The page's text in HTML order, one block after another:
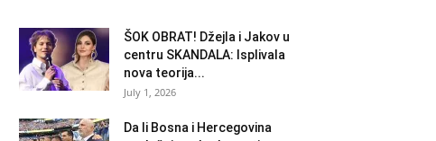
ŠOK OBRAT! Džejla i Jakov u
centru SKANDALA: Isplivala
nova teorija...
July 1, 2026
Da li Bosna i Hercegovina